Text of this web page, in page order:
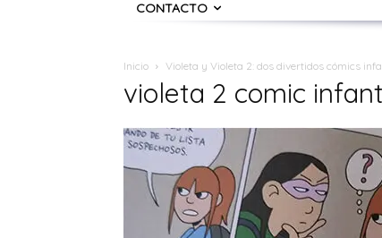
CONTACTO
Inicio Violeta y Violeta 2: dos divertidos cómics
violeta 2 comic